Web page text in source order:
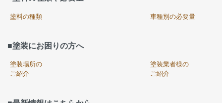
塗料の種類 車種別の必要量
■塗装にお困りの方へ
塗装場所の
ご紹介
塗装業者様の
ご紹介